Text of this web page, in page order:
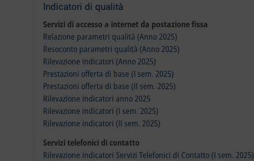
Indicatori di qualità
Servizi di accesso a internet da postazione fissa
Relazione parametri qualità (Anno 2025)
Resoconto parametri qualità (Anno 2025)
Rilevazione indicatori (Anno 2025)
Prestazioni offerta di base (I sem. 2025)
Prestazioni offerta di base (II sem. 2025)
Rilevazione indicatori anno 2025
Rilevazione indicatori (I sem. 2025)
Rilevazione indicatori (II sem. 2025)
Servizi telefonici di contatto
Rilevazione indicatori Servizi Telefonici di Contatto (I sem. 2025)